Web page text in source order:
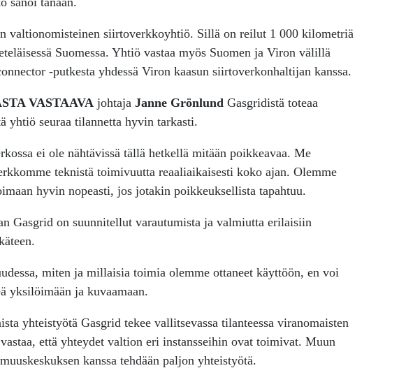
valtionomisteinen siirtoverkkoyhtiö. Sillä on reilut 1 000 kilometriä
Suomessa. Yhtiö vastaa myös Suomen ja Viron välillä
-putkesta yhdessä Viron kaasun siirtoverkonhaltijan kanssa.
VASTAAVA johtajaJanne Grönlund Gasgridistä toteaa
yhtiö seuraa tilannetta hyvin tarkasti.
ei ole nähtävissä tällä hetkellä mitään poikkeavaa. Me
teknistä toimivuutta reaaliaikaisesti koko ajan. Olemme
hyvin nopeasti, jos jotakin poikkeuksellista tapahtuu.
Gasgrid on suunnitellut varautumista ja valmiutta erilaisiin
miten ja millaisia toimia olemme ottaneet käyttöön, en voi
yksilöimään ja kuvaamaan.
yhteistyötä Gasgrid tekee vallitsevassa tilanteessa viranomaisten
että yhteydet valtion eri instansseihin ovat toimivat. Muun
kanssa tehdään paljon yhteistyötä.